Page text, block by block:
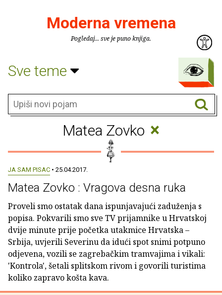
Moderna vremena
Pogledaj... sve je puno knjiga.
Sve teme
Matea Zovko ×
JA SAM PISAC • 25.04.2017.
Matea Zovko : Vragova desna ruka
Proveli smo ostatak dana ispunjavajući zaduženja s
popisa. Pokvarili smo sve TV prijamnike u Hrvatskoj
dvije minute prije početka utakmice Hrvatska –
Srbija, uvjerili Severinu da idući spot snimi potpuno
odjevena, vozili se zagrebačkim tramvajima i vikali:
'Kontrola', šetali splitskom rivom i govorili turistima
koliko zapravo košta kava.